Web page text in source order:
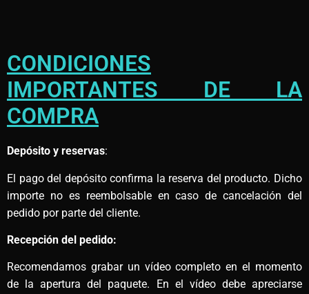
CONDICIONES
IMPORTANTES DE LA
COMPRA
Depósito y reservas:
El pago del depósito confirma la reserva del producto. Dicho
importe no es reembolsable en caso de cancelación del
pedido por parte del cliente.
Recepción del pedido:
Recomendamos grabar un vídeo completo en el momento
de la apertura del paquete. En el vídeo debe apreciarse